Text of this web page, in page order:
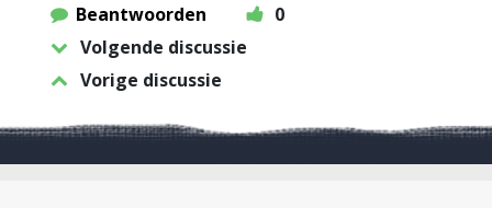
Beantwoorden
0
Volgende discussie
Vorige discussie